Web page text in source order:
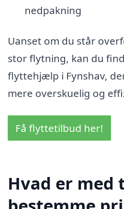
nedpakning
Uanset om du står
stor flytning, kan du
flyttehjælp i Fynshav,
mere overskuelig og
Få flyttetilbud her!
Hvad er med